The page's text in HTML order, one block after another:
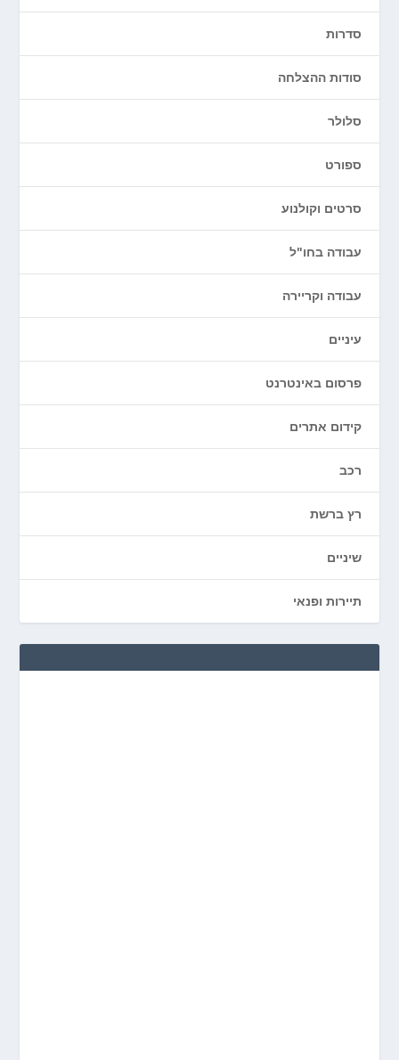
סדרות
סודות ההצלחה
סלולר
ספורט
סרטים וקולנוע
עבודה בחו"ל
עבודה וקריירה
עיניים
פרסום באינטרנט
קידום אתרים
רכב
רץ ברשת
שיניים
תיירות ופנאי